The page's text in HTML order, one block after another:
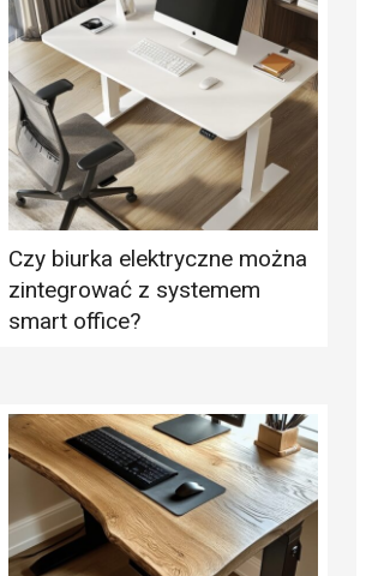
Czy biurka elektryczne można
zintegrować z systemem
smart office?